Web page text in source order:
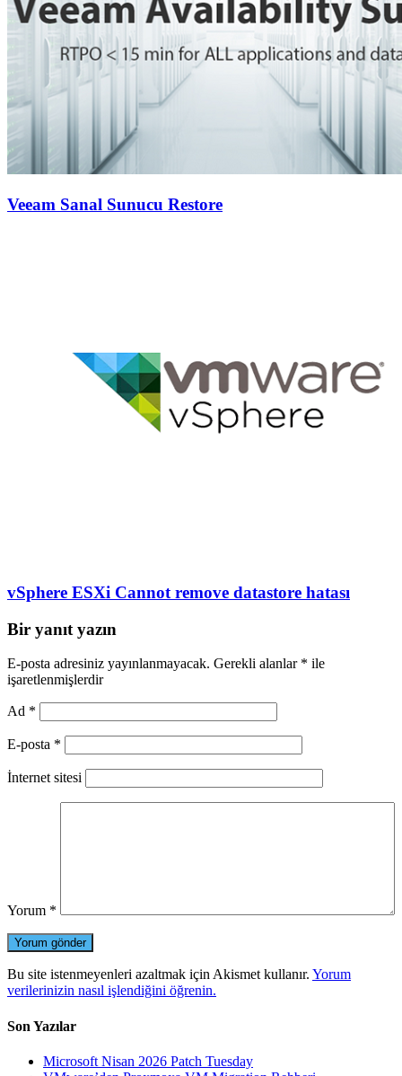
Veeam Sanal Sunucu Restore
vSphere ESXi Cannot remove datastore hatası
Bir yanıt yazın
E-posta adresiniz yayınlanmayacak. Gerekli alanlar * ile
işaretlenmişlerdir
Ad *
E-posta *
İnternet sitesi
Yorum *
Bu site istenmeyenleri azaltmak için Akismet kullanır. Yorum
verilerinizin nasıl işlendiğini öğrenin.
Son Yazılar
Microsoft Nisan 2026 Patch Tuesday